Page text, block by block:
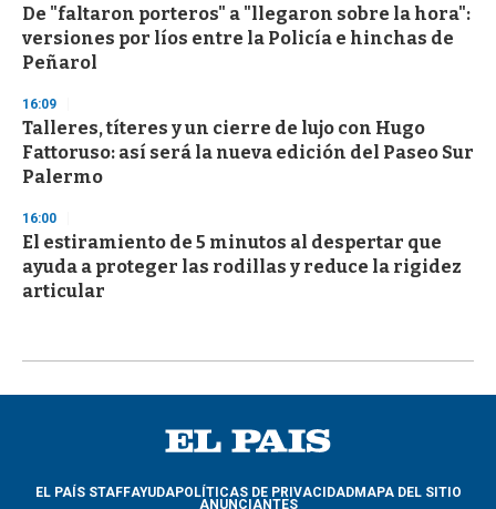
De "faltaron porteros" a "llegaron sobre la hora":
versiones por líos entre la Policía e hinchas de
Peñarol
16:09
Talleres, títeres y un cierre de lujo con Hugo
Fattoruso: así será la nueva edición del Paseo Sur
Palermo
16:00
El estiramiento de 5 minutos al despertar que
ayuda a proteger las rodillas y reduce la rigidez
articular
EL PAÍS STAFFAYUDAPOLÍTICAS DE PRIVACIDADMAPA DEL SITIO
ANUNCIANTES